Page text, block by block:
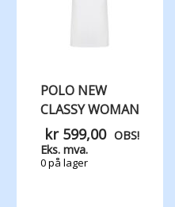
POLO NEW
CLASSY WOMAN
kr599,00 OBS!
Eks. mva.
0 på lager